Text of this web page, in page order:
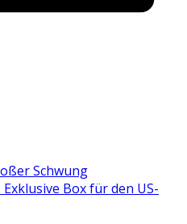
Schwung
Box für den US-